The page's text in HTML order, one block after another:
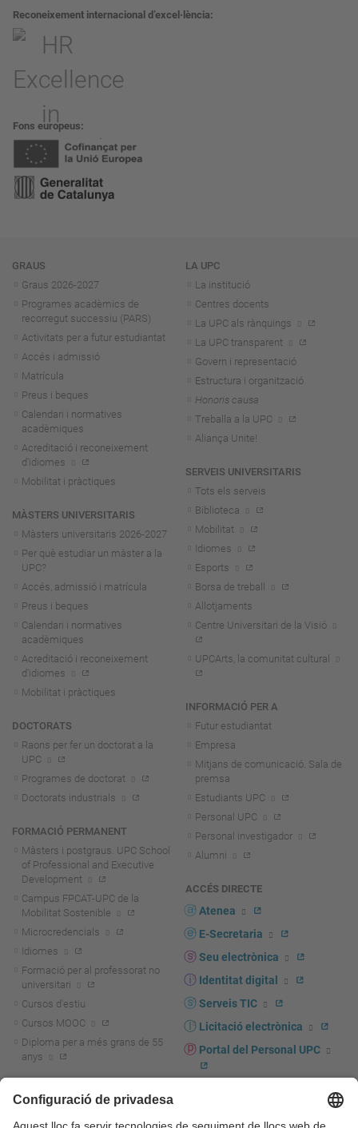
Reconeixement internacional d’excel·lència
Fons europeus
Navegació
GRAUS
Graus 2026-2027
Programes acadèmics de
recorregut successiu (PARS)
Activitats per a futur estudiantat
Accés i admissió
Matrícula
Preus i beques
Calendari i normatives
acadèmiques
Acreditació i reconeixement
d'idiomes
Mobilitat i pràctiques
MÀSTERS UNIVERSITARIS
Màsters universitaris 2026-2027
Per què estudiar un màster a la
UPC?
Accés, admissió i matrícula
Preus i beques
Calendari i normatives
acadèmiques
Acreditació i reconeixement
d'idiomes
Mobilitat i pràctiques
DOCTORATS
Raons per fer un doctorat a la
UPC
Programes de doctorat
Doctorats industrials
FORMACIÓ PERMANENT
Màsters i postgraus. UPC School
of Professional and Executive
Development
Campus FPCAT-UPC de la
Mobilitat Sostenible
Microcredencials
Idiomes
Formació per al professorat no
universitari
Cursos d'estiu
Cursos MOOC
Diploma per a més grans de 55
anys
Actualitat R+D+I
LA UPC
La institució
Centres docents
La UPC als rànquings
La UPC transparent
Govern i representació
Estructura i organització
Honoris causa
Treballa a la UPC
Aliança Unite!
SERVEIS UNIVERSITARIS
Tots els serveis
Biblioteca
Mobilitat
Idiomes
Esports
Borsa de treball
Allotjaments
Centre Universitari de la Visió
UPCArts, la comunitat cultural
INFORMACIÓ PER A
Futur estudiantat
Empresa
Mitjans de comunicació. Sala de
premsa
Estudiants UPC
Personal UPC
Personal investigador
Alumni
ACCÉS DIRECTE
Atenea
E-Secretaria
Seu electrònica
Identitat digital
Serveis TIC
Licitació electrònica
Portal del Personal UPC